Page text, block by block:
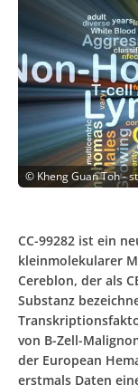
© Kheng Guan Toh -
CC-99282 ist ein
kleinmolekularer
Cereblon, der als
Substanz
von B-Zell-
der European
erstmals Daten